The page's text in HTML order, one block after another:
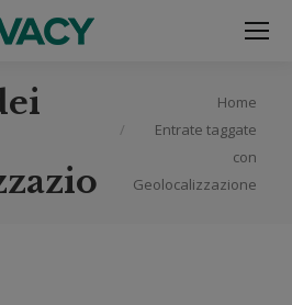
Home
Entrate taggate
con
Geolocalizzazione